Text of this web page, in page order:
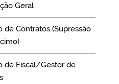
Geral
de Contratos (Supressão
de Fiscal/Gestor de